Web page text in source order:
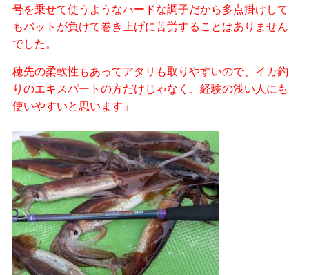
号を乗せて使うようなハードな調子だから多点掛けして
もバットが負けて巻き上げに苦労することはありません
でした。
穂先の柔軟性もあってアタリも取りやすいので、イカ釣
りのエキスパートの方だけじゃなく、経験の浅い人にも
使いやすいと思います」